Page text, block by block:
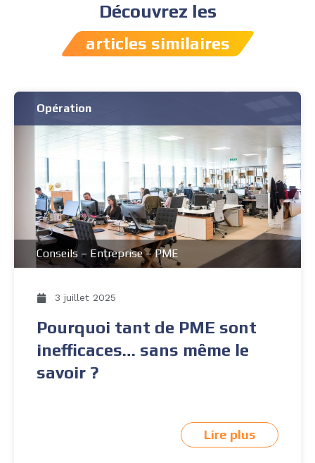
Découvrez les
articles similaires
Opération
Conseils – Entreprise–PME
3 juillet 2025
Pourquoi tant de PME sont
inefficaces… sans même le
savoir ?
Lire plus